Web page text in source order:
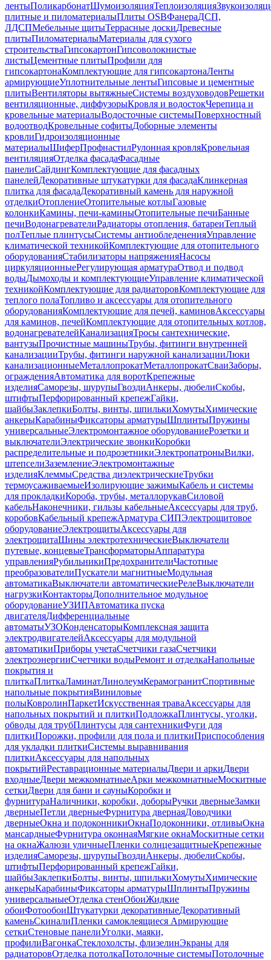
лентыПоликарбонатШумоизоляцияТеплоизоляция
плитные и пиломатериалыПлиты OSBФанераДСП,
ЛДСПМебельные щитыТеррасные доскиДревесные
плитыПиломатериалыМатериалы для сухого
строительстваГипсокартонГипсоволокнистые
листыЦементные плитыПрофили для
гипсокартонаКомплектующие для гипсокартонаЛенты
армирующиеУплотнительные лентыГипсовые и цементные
плитыВентиляторы вытяжныеСистемы воздуховодовРешетки
вентиляционные, диффузорыКровля и водостокЧерепица и
кровельные материалыВодосточные системыПоверхностный
водоотводКровельные софитыДоборные элементы
кровлиГидроизоляционные
материалыШиферПрофнастилРулонная кровляКровельная
вентиляцияОтделка фасадаФасадные
панелиСайдингКомплектующие для фасадных
панелейДекоративные штукатурки для фасадаКлинкерная
плитка для фасадаДекоративный камень для наружной
отделкиОтоплениеОтопительные котлыГазовые
колонкиКамины, печи-каминыОтопительные печиБанные
печиВодонагревателиРадиаторы отопления, батареиТеплый
полТеплые плинтусыСистемы антиобледененияУправление
климатической техникойКомплектующие для отопительного
оборудованияСтабилизаторы напряженияНасосы
циркуляционныеРегулирующая арматураОтвод и подвод
водыДымоходы и комплектующиеУправление климатической
техникойКомплектующие для радиаторовКомплектующие для
теплого полаТопливо и аксессуары для отопительного
оборудованияКомплектующие для печей, каминовАксессуары
для каминов, печейКомплектующие для отопительных котлов,
водонагревателейКанализацияТросы сантехнические,
вантузыПрочистные машиныТрубы, фитинги внутренней
канализацииТрубы, фитинги наружной канализацииЛюки
канализационныеМеталлопрокатМеталлопрокатСваиЗаборы,
огражденияАвтоматика для воротКрепежные
изделияСаморезы, шурупыГвоздиАнкеры, дюбелиСкобы,
штифтыПерфорированный крепежГайки,
шайбыЗаклепкиБолты, винты, шпилькиХомутыХимические
анкерыКарабиныФиксаторы арматурыШплинтыПружины
универсальныеЭлектромонтажное оборудованиеРозетки и
выключателиЭлектрические звонкиКоробки
распределительные и подрозетникиЭлектропатроныВилки,
штепселиЗаземлениеЭлектромонтажные
изделияКлеммыСредства диэлектрическиеТрубки
термоусаживаемыеИзолирующие зажимыКабель и системы
для прокладкиКороба, трубы, металлорукавСиловой
кабельНаконечники, гильзы кабельныеАксессуары для труб,
коробовКабельный крепежАрматура СИПЭлектрощитовое
оборудованиеЭлектрощитыАксессуары для
электрощитаШины электротехническиеВыключатели
путевые, концевыеТрансформаторыАппаратура
управленияРубильникиПредохранителиЧастотные
преобразователиПускатели магнитныеМодульная
автоматикаВыключатели автоматическиеРелеВыключатели
нагрузкиКонтакторыДополнительное модульное
оборудованиеУЗИПАвтоматика пуска
двигателяДифференциальные
автоматыУЗОКонденсаторыКомплексная защита
электродвигателейАксессуары для модульной
автоматикиПриборы учетаСчетчики газаСчетчики
электроэнергииСчетчики водыРемонт и отделкаНапольные
покрытия и
плиткаПлиткаЛаминатЛинолеумКерамогранитСпортивные
напольные покрытияВиниловые
полыКовролинПаркетИскусственная траваАксессуары для
напольных покрытий и плиткиПодложкаПлинтусы, уголки,
обводы для трубПлинтусы для сантехникиФуги для
плиткиПорожки, профили для пола и плиткиПриспособления
для укладки плиткиСистемы выравнивания
плиткиАксессуары для напольных
покрытийРеставрационные материалыДвери и аркиДвери
входныеДвери межкомнатныеАрки межкомнатныеМоскитные
сеткиДвери для бани и сауныКоробки и
фурнитураНаличники, коробки, доборыРучки дверныеЗамки
дверныеПетли дверныеФурнитура двернаяДоводчики
дверныеОкна и подоконникиОкнаПодоконники, отливыОкна
мансардныеФурнитура оконнаяМягкие окнаМоскитные сетки
на окнаЖалюзи уличныеПленки солнцезащитныеКрепежные
изделияСаморезы, шурупыГвоздиАнкеры, дюбелиСкобы,
штифтыПерфорированный крепежГайки,
шайбыЗаклепкиБолты, винты, шпилькиХомутыХимические
анкерыКарабиныФиксаторы арматурыШплинтыПружины
универсальныеОтделка стенОбоиЖидкие
обоиФотообоиШтукатурки декоративныеДекоративный
каменьСкиналиПленки самоклеящиеся Армирующие
сеткиСтеновые панелиУголки, маяки,
профилиВагонкаСтеклохолсты, флизелинЭкраны для
радиаторовОтделка потолкаПотолочные системыПотолочные